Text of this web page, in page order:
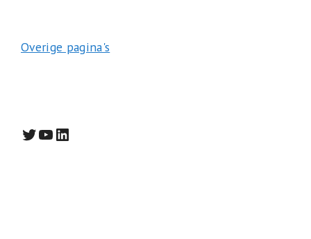
Overige pagina's
Twitter
YouTube
LinkedIn